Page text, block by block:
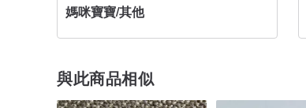
媽咪寶寶/其他
與此商品相似